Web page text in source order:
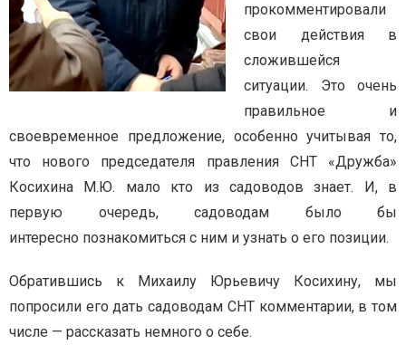
прокомментировали
свои действия в
сложившейся
ситуации. Это очень
правильное и
своевременное предложение, особенно учитывая то,
что нового председателя правления СНТ «Дружба»
Косихина М.Ю. мало кто из садоводов знает. И, в
первую очередь, садоводам было бы
интересно познакомиться с ним и узнать о его позиции.
Обратившись к Михаилу Юрьевичу Косихину, мы
попросили его дать садоводам СНТ комментарии, в том
числе — рассказать немного о себе.